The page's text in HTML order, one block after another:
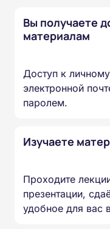
Вы получаете
материалам
Доступ к
электронной
паролем.
Изучаете
Проходите
презентации,
удобное для вас